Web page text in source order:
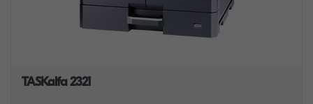
TASKalfa 2321